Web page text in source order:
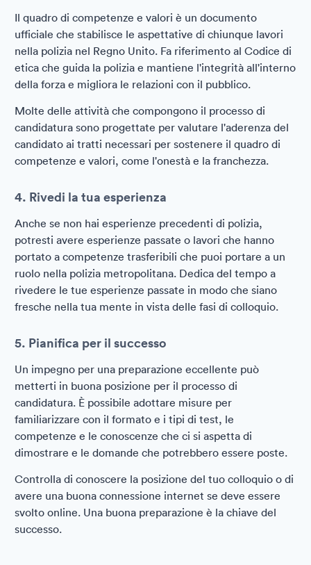
Il quadro di competenze e valori è un documento
ufficiale che stabilisce le aspettative di chiunque lavori
nella polizia nel Regno Unito. Fa riferimento al Codice di
etica che guida la polizia e mantiene l'integrità all'interno
della forza e migliora le relazioni con il pubblico.
Molte delle attività che compongono il processo di
candidatura sono progettate per valutare l'aderenza del
candidato ai tratti necessari per sostenere il quadro di
competenze e valori, come l'onestà e la franchezza.
4. Rivedi la tua esperienza
Anche se non hai esperienze precedenti di polizia,
potresti avere esperienze passate o lavori che hanno
portato a competenze trasferibili che puoi portare a un
ruolo nella polizia metropolitana. Dedica del tempo a
rivedere le tue esperienze passate in modo che siano
fresche nella tua mente in vista delle fasi di colloquio.
5. Pianifica per il successo
Un impegno per una preparazione eccellente può
metterti in buona posizione per il processo di
candidatura. È possibile adottare misure per
familiarizzare con il formato e i tipi di test, le
competenze e le conoscenze che ci si aspetta di
dimostrare e le domande che potrebbero essere poste.
Controlla di conoscere la posizione del tuo colloquio o di
avere una buona connessione internet se deve essere
svolto online. Una buona preparazione è la chiave del
successo.